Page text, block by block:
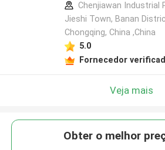
Chenjiawan Industrial
Jieshi Town, Banan
Chongqing, China ,China
5.0
Fornecedor
Veja mais
Obter o melhor